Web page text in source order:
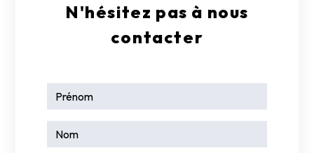
N'hésitez pas à nous
contacter